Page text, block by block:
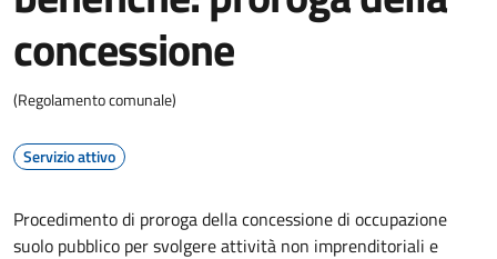
concessione
(Regolamento comunale)
Servizio attivo
Procedimento di proroga della concessione di occupazione
suolo pubblico per svolgere attività non imprenditoriali e